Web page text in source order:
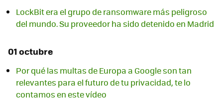
LockBit era el grupo de ransomware más peligroso
del mundo. Su proveedor ha sido detenido en Madrid
01 octubre
Por qué las multas de Europa a Google son tan
relevantes para el futuro de tu privacidad, te lo
contamos en este vídeo